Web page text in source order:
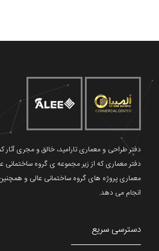
دفتر طراحی و معماری تارامید، خالق و مجری
دفتر معماری که از زیر مجموعه ی گروه
معماری پروژه های گروه ساختمانی عالی و
انجام می دهد.
دسترسی سریع